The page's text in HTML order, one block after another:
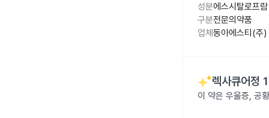
성분에스시탈로프
구분전문의약품
업체 동아에스티(주)
렉사큐어정
이 약은 우울증, 공